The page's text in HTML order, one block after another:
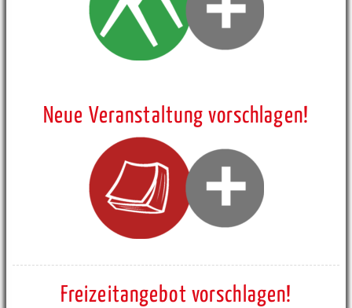
Neue Veranstaltung vorschlagen!
Freizeitangebot vorschlagen!